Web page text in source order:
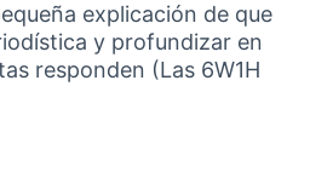
explicación de que
y profundizar en
responden (Las 6W1H